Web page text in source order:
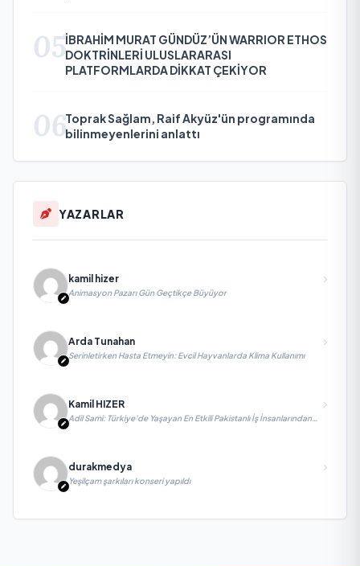
05İBRAHİM MURAT GÜNDÜZ’ÜN WARRIOR ETHOS
DOKTRİNLERİ ULUSLARARASI
PLATFORMLARDA DİKKAT ÇEKİYOR
06Toprak Sağlam, Raif Akyüz'ün programında
bilinmeyenlerini anlattı
YAZARLAR
kamil hizer
Animasyon Pazarı Gün Geçtikçe Büyüyor
Arda Tunahan
Serinletirken Hasta Etmeyin: Evcil Hayvanlarda Klima Kullanımı
Kamil HIZER
Adil Sami: Türkiye’de Yaşayan En Etkili Pakistanlı İş İnsanlarından
durakmedya
Yeşilçam şarkıları konseri yapıldı